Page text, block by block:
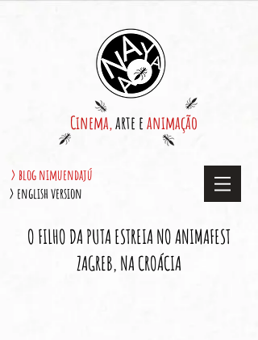
Cinema,arte eanimação
> english version
> blog nimuendajú
O FILHO DA PUTA ESTREIA NO ANIMAFEST
ZAGREB, NA CROÁCIA